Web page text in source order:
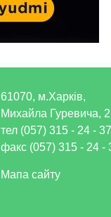
61070, м.Харків,
Михайла Гуревича,
тел (057) 315 - 24 - 37
факс (057) 315 - 24 -
Мапа сайту